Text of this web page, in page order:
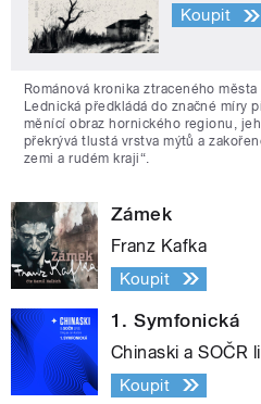
Koupit
Románová kronika ztraceného
Lednická předkládá do značné míry
měnící obraz hornického regionu,
překrývá tlustá vrstva mýtů a
zemi a rudém kraji“.
Zámek
Franz Kafka
Koupit
1. Symfonická
Chinaski a SOČR
Koupit